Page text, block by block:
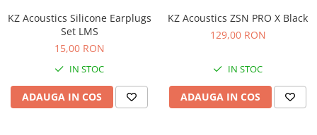
Instrumente si jucarii pentru copii
Instrumente traditionale
Accesorii DJ
Accesorii Pick-up si Vinyl
KZ Acoustics Silicone Earplugs
Set LMS
15,00 RON
IN STOC
ADAUGA IN COS
KZ Acoustics ZSN PRO X Black
129,00 RON
IN STOC
ADAUGA IN COS